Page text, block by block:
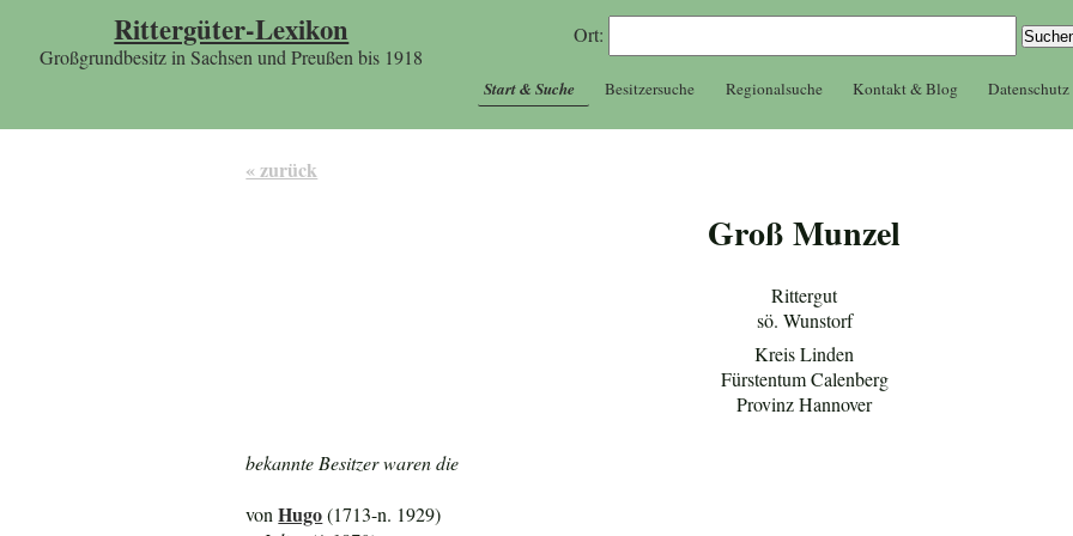
Rittergüter-Lexikon
Großgrundbesitz in Sachsen und Preußen bis 1918
Ort:
Start & Suche Besitzersuche Regionalsuche Kontakt & Blog Datenschutz
« zurück
Groß Munzel
Rittergut
sö. Wunstorf
Kreis Linden
Fürstentum Calenberg
Provinz Hannover
bekannte Besitzer waren die
vonHugo(1713-n. 1929)